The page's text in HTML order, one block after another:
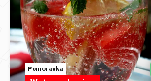
Pomoravka